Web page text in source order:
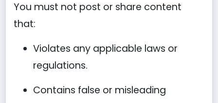
You must not post or share content
that:
Violates any applicable laws or
regulations.
Contains false or misleading